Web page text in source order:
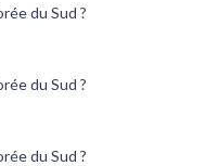
du Sud ?
du Sud ?
du Sud ?